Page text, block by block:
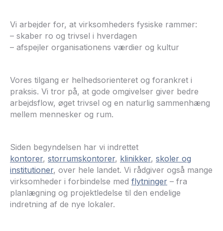
Vi arbejder for, at virksomheders fysiske rammer:
– skaber ro og trivsel i hverdagen
– afspejler organisationens værdier og kultur
Vores tilgang er helhedsorienteret og forankret i
praksis. Vi tror på, at gode omgivelser giver bedre
arbejdsflow, øget trivsel og en naturlig sammenhæng
mellem mennesker og rum.
Siden begyndelsen har vi indrettet
kontorer, storrumskontorer, klinikker, skoler og
institutioner, over hele landet. Vi rådgiver også mange
virksomheder i forbindelse med flytninger – fra
planlægning og projektledelse til den endelige
indretning af de nye lokaler.